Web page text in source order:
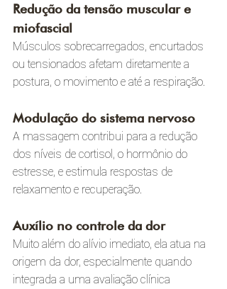
Redução da tensão muscular e
miofascial
Músculos sobrecarregados, encurtados
ou tensionados afetam diretamente a
postura, o movimento e até a respiração.
Modulação do sistema nervoso
A massagem contribui para a redução
dos níveis de cortisol, o hormônio do
estresse, e estimula respostas de
relaxamento e recuperação.
Auxílio no controle da dor
Muito além do alívio imediato, ela atua na
origem da dor, especialmente quando
integrada a uma avaliação clínica